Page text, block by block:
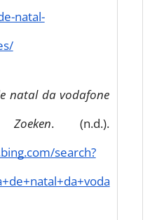
natal-
natal da vodafone
search?